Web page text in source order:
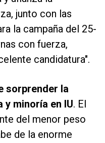
junto con las
la campaña del 25-
con fuerza,
candidatura".
sorprender la
minoría en IU. El
del menor peso
de la enorme